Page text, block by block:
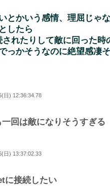
とかいう感情、理屈じゃ
したら
されたりして敵に回った時
っかそうなのに絶望感凄
日) 12:36:34.78
回は敵になりそうすぎる
日) 13:37:02.33
に接続したい